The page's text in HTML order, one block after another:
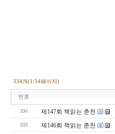
334개(1/34페이지)
번호
334 제147회 책읽는 춘천
333 제146회 책읽는 춘천